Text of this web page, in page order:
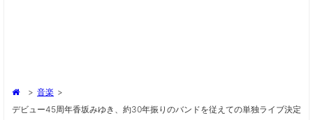
> 音楽 >
デビュー45周年香坂みゆき、約30年振りのバンドを従えての単独ライブ決定